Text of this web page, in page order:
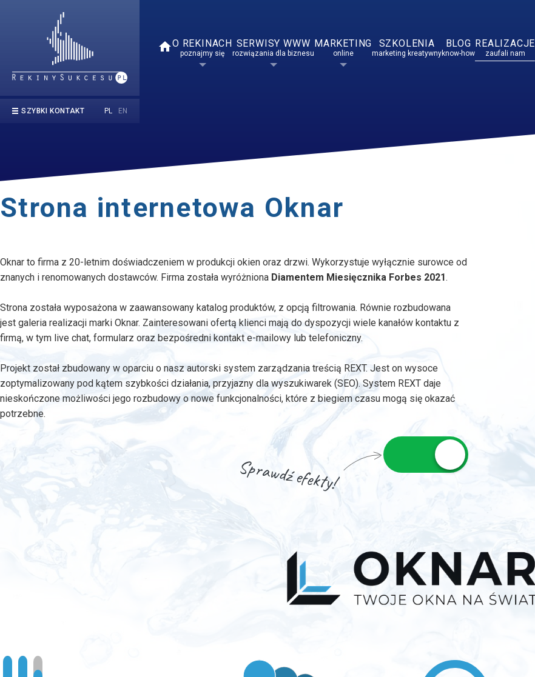
SZYBKI KONTAKT PL EN
homeO REKINACH
poznajmy się
SERWISY WWW
rozwiązania dla biznesu
MARKETING
online
SZKOLENIA
marketing kreatywny
BLOG
know-how
REALIZACJE
zaufali nam
Strona internetowa Oknar
Oknar to firma z 20-letnim doświadczeniem w produkcji okien oraz drzwi. Wykorzystuje wyłącznie surowce od
znanych i renomowanych dostawców. Firma została wyróżniona Diamentem Miesięcznika Forbes 2021.
Strona została wyposażona w zaawansowany katalog produktów, z opcją filtrowania. Równie rozbudowana
jest galeria realizacji marki Oknar. Zainteresowani ofertą klienci mają do dyspozycji wiele kanałów kontaktu z
firmą, w tym live chat, formularz oraz bezpośredni kontakt e-mailowy lub telefoniczny.
Projekt został zbudowany w oparciu o nasz autorski system zarządzania treścią REXT. Jest on wysoce
zoptymalizowany pod kątem szybkości działania, przyjazny dla wyszukiwarek (SEO). System REXT daje
nieskończone możliwości jego rozbudowy o nowe funkcjonalności, które z biegiem czasu mogą się okazać
potrzebne.
Sprawdź efekty!